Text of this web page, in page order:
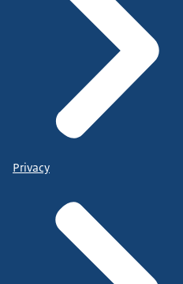
Privacy